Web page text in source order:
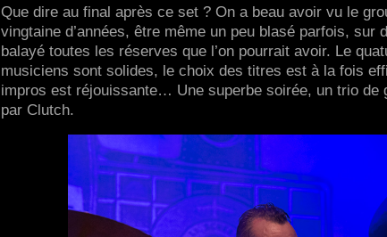
Que dire au final après ce set ? On a beau avoir vu le
vingtaine d’années, être même un peu blasé parfois,
balayé toutes les réserves que l’on pourrait avoir. Le
musiciens sont solides, le choix des titres est à la fois
impros est réjouissante… Une superbe soirée, un trio de
par Clutch.